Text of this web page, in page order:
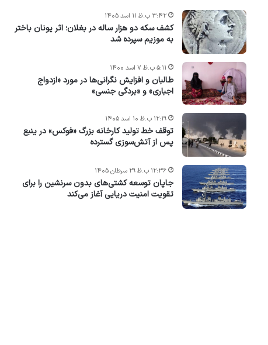
کشف سکه دو هزار ساله در بغلان؛ اثر یونان باختر
به موزیم سپرده شد
۳:۴۲ ب.ظ ۱۱ اسد ۱۴۰۵
طالبان و افزایش نگرانی‌ها در مورد «ازدواج
اجباری» و «بردگی جنسی»
۵:۱۱ ب.ظ ۷ اسد ۱۴۰۰
توقف خط تولید کارخانه بزرگ «فوکس» در ینبع
پس از آتش‌سوزی گسترده
۱۲:۱۹ ب.ظ ۱۰ اسد ۱۴۰۵
جاپان توسعه کشتی‌های بدون سرنشین را برای
تقویت امنیت دریایی آغاز می‌کند
۱۲:۳۶ ب.ظ ۲۹ سرطان ۱۴۰۵